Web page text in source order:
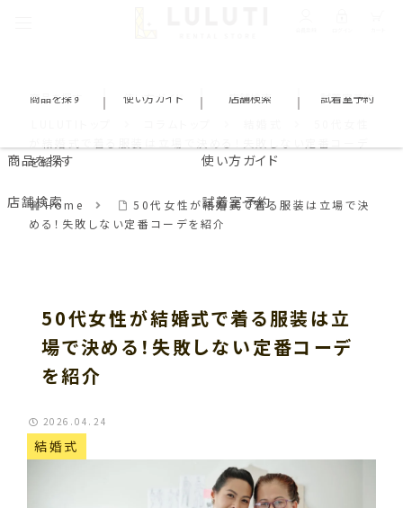
を紹介
Home
50代女性が結婚式で着る服装は立場で決
める！失敗しない定番コーデを紹介
50代女性が結婚式で着る服装は立
場で決める！失敗しない定番コーデ
を紹介
結婚式
2026.04.24
商品を探す 使い方ガイド 店舗検索 試着室予約
商品を探す 使い方ガイド
店舗検索 試着室予約